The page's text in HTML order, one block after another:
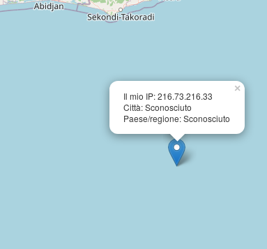
Il mio IP: 216.73.216.33
Città: Sconosciuto
Paese/regione: Sconosciuto
×